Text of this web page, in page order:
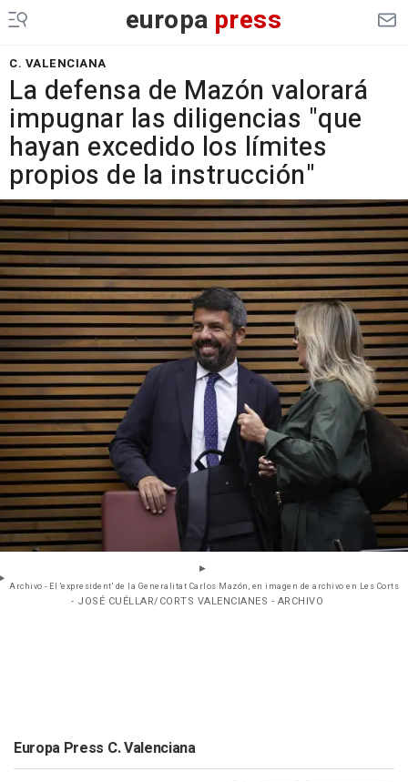
europa press
C. VALENCIANA
La defensa de Mazón valorará
impugnar las diligencias "que
hayan excedido los límites
propios de la instrucción"
Archivo - El 'expresident' de la Generalitat Carlos Mazón, en imagen de archivo en Les Corts
- JOSÉ CUÉLLAR/CORTS VALENCIANES - ARCHIVO
Europa Press C. Valenciana